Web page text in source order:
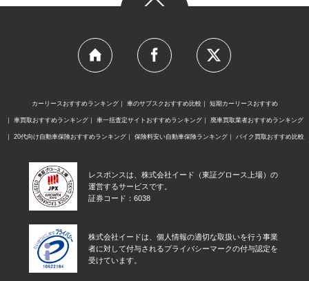
カーリースおすすめランキング 車のサブスクおすすめ比較 短期カーリースおすすめ
車買取おすすめランキング 車一括査定サイトおすすめランキング 廃車買取業者おすすめランキング
20代向け自動車保険おすすめランキング 保険料安い自動車保険ランキング バイク買取おすすめ比較
レスポンスは、株式会社イード（東証グロース上場）の
運営するサービスです。
証券コード：6038
株式会社イードは、個人情報の適切な取扱いを行う事業
者に対して付与されるプライバシーマークの付与認定を
受けています。